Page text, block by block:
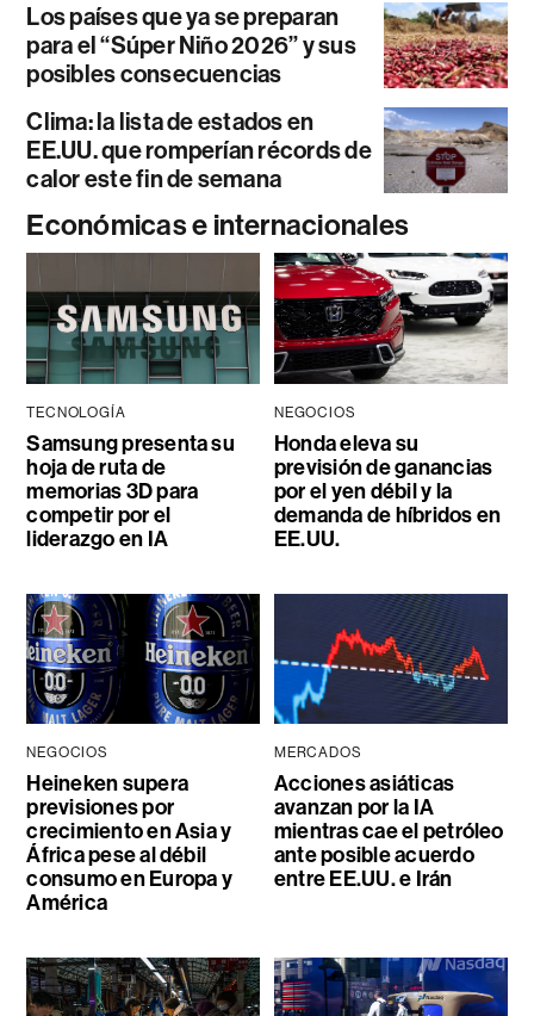
Los países que ya se preparan
para el “Súper Niño 2026” y sus
posibles consecuencias
Clima: la lista de estados en
EE.UU. que romperían récords de
calor este fin de semana
Económicas e internacionales
TECNOLOGÍA
Samsung presenta su
hoja de ruta de
memorias 3D para
competir por el
liderazgo en IA
NEGOCIOS
Honda eleva su
previsión de ganancias
por el yen débil y la
demanda de híbridos en
EE.UU.
NEGOCIOS
Heineken supera
previsiones por
crecimiento en Asia y
África pese al débil
consumo en Europa y
América
MERCADOS
Acciones asiáticas
avanzan por la IA
mientras cae el petróleo
ante posible acuerdo
entre EE.UU. e Irán